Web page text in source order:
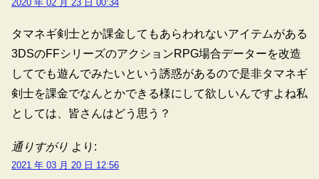
2020 年 02 月 23 日 00:34
タマネギ剣士とか課金してもあらわれないアイテムがある
3DSのFFシリーズのアクションRPG場合データーを改造
してでも遊んでみたいという誘惑があるので是非タマネギ
剣士を課金でなんとかできる様にして欲しいんですよね私
としては、皆さんはどう思う？
通りすがり より:
2021 年 03 月 20 日 12:56